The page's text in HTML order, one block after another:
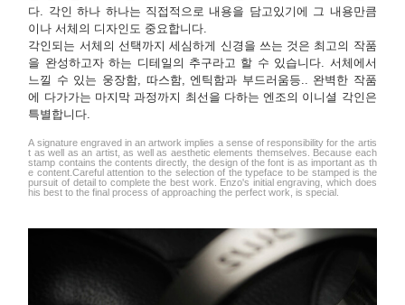
다. 각인 하나 하나는 직접적으로 내용을 담고있기에 그 내용만큼
이나 서체의 디자인도 중요합니다.
각인되는 서체의 선택까지 세심하게 신경을 쓰는 것은 최고의 작품
을 완성하고자 하는 디테일의 추구라고 할 수 있습니다. 서체에서
느낄 수 있는 웅장함, 따스함, 엔틱함과 부드러움등.. 완벽한 작품
에 다가가는 마지막 과정까지 최선을 다하는 엔조의 이니셜 각인은
특별합니다.
A signature engraved in an artwork implies a sense of responsibility for the artis
t as well as an artist, as well as aesthetic elements themselves. Because each
stamp contains the contents directly, the design of the font is as important as th
e content.Careful attention to the selection of the typeface to be stamped is the
pursuit of detail to complete the best work. Enzo's initial engraving, which does
his best to the final process of approaching the perfect work, is special.